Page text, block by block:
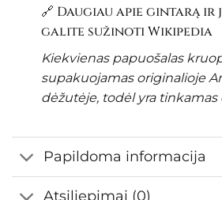
🔗 Daugiau apie gintarą ir
galite sužinotiWikipedia
Kiekvienas papuošalas
supakuojamas originalioje
dėžutėje, todėl yra tinkamas
Papildoma informacija
Atsiliepimai (0)